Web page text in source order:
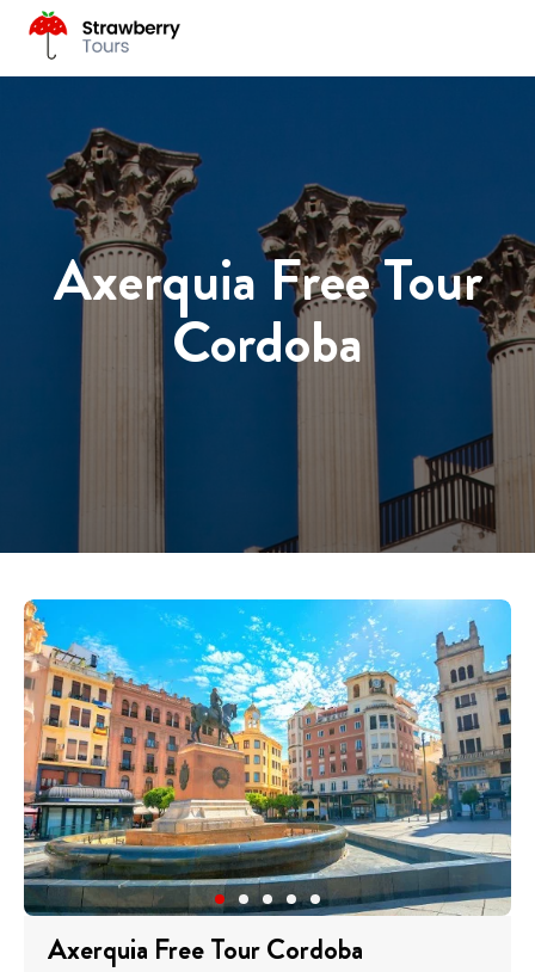
Axerquia Free Tour
Cordoba
Axerquia Free Tour Cordoba